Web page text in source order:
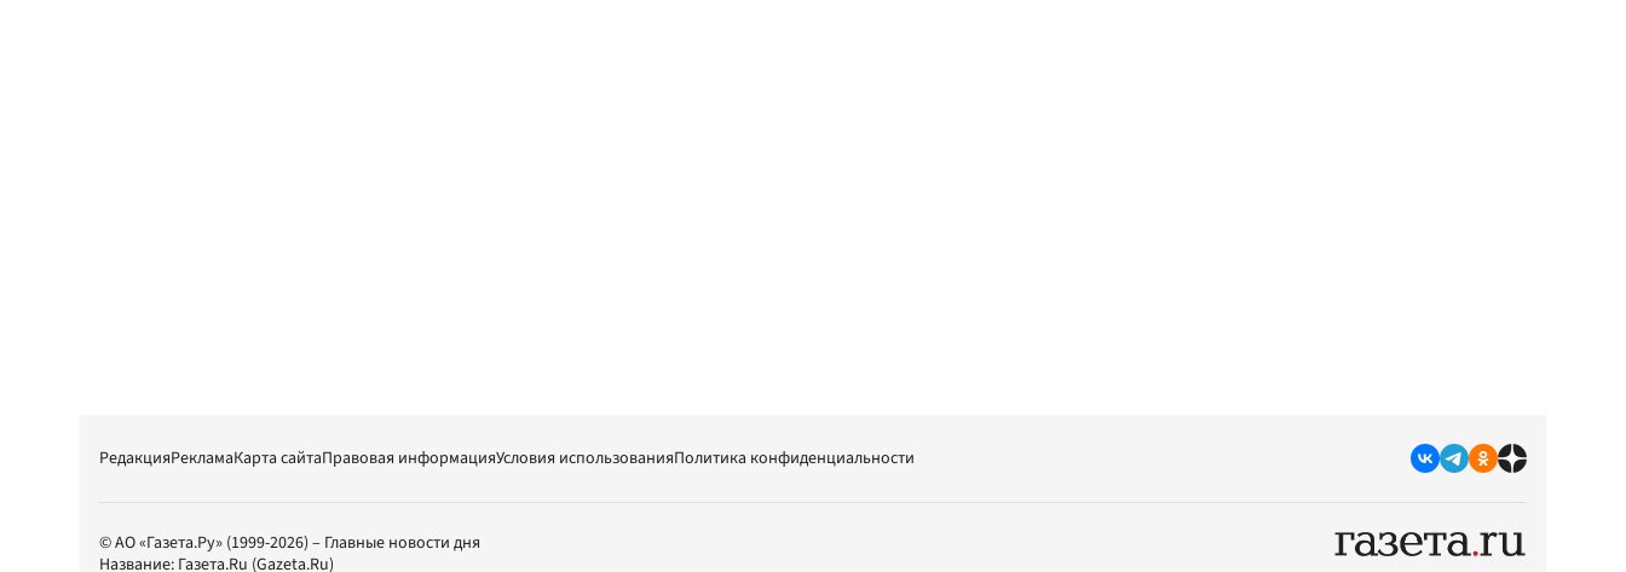
РедакцияРекламаКарта сайтаПравовая информацияУсловия использованияПолитика конфиденциальности
© АО «Газета.Ру» (1999-2026) – Главные новости дня
Название: Газета.Ru (Gazeta.Ru)